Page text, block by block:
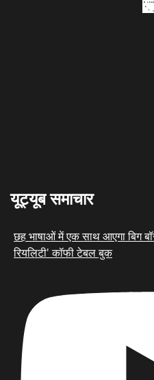
यूट्यूब समाचार
छह भाषाओं में एक साथ आएगा बिग
रियलिटी' कॉफी टेबल बुक